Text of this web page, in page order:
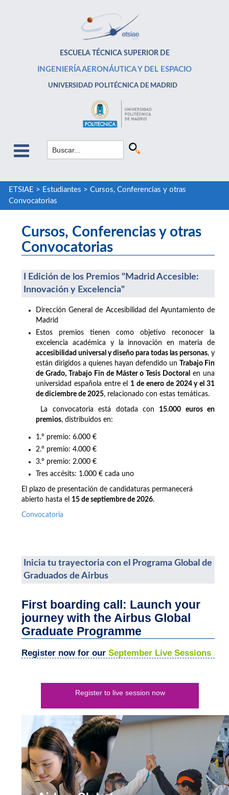
ESCUELA TÉCNICA SUPERIOR DE
INGENIERÍA AERONÁUTICA Y DEL ESPACIO
UNIVERSIDAD POLITÉCNICA DE MADRID
ETSIAE > Estudiantes > Cursos, Conferencias y otras
Convocatorias
Cursos, Conferencias y otras
Convocatorias
I Edición de los Premios "Madrid Accesible:
Innovación y Excelencia"
Dirección General de Accesibilidad del Ayuntamiento de
Madrid
Estos premios tienen como objetivo reconocer la
excelencia académica y la innovación en materia de
accesibilidad universal y diseño para todas las personas, y
están dirigidos a quienes hayan defendido un Trabajo Fin
de Grado, Trabajo Fin de Máster o Tesis Doctoral en una
universidad española entre el 1 de enero de 2024 y el 31
de diciembre de 2025, relacionado con estas temáticas.
La convocatoria está dotada con 15.000 euros en
premios, distribuidos en:
1.º premio: 6.000 €
2.º premio: 4.000 €
3.º premio: 2.000 €
Tres accésits: 1.000 € cada uno
El plazo de presentación de candidaturas permanecerá
abierto hasta el 15 de septiembre de 2026.
Convocatoria
Inicia tu trayectoria con el Programa Global de
Graduados de Airbus
First boarding call: Launch your
journey with the Airbus Global
Graduate Programme
Register now for our September Live Sessions
Register to live session now